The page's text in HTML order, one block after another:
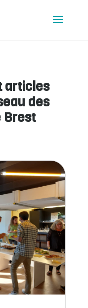
articles
des
Brest